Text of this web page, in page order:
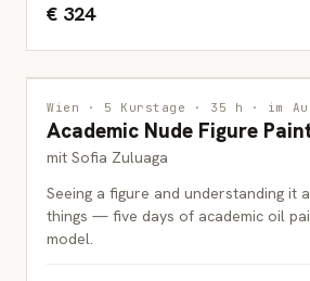
€ 324
MALEREI
ERWACHSENE
Wien · 5 Kurstage · 35 h · im
Academic Nude Figure
mit Sofia Zuluaga
Seeing a figure and understanding it
things — five days of academic oil
model.